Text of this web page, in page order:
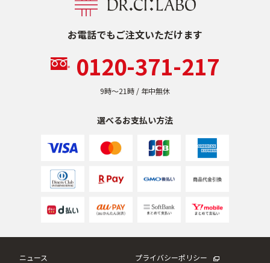
定期便
ショッピングガイド
0120-371-217
お電話でもご注文いただけます
0120-371-217
9時〜21時 / 年中無休
選べるお支払い方法
ニュース プライバシーポリシー